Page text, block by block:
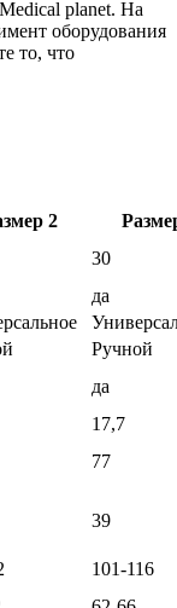
planet. На
оборудования
то, что
2
30
да
Ручной
да
17,7
77
39
101-116